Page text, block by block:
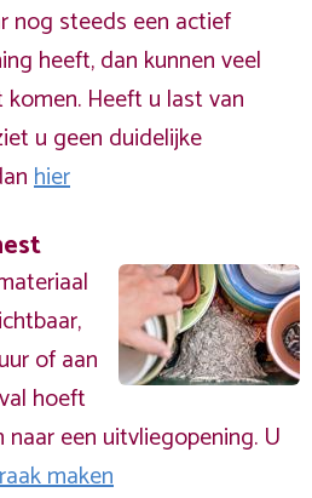
nog steeds een actief
heeft, dan kunnen veel
Heeft u last van
u geen duidelijke
hier
of aan
hoeft
een uitvliegopening. U
maken